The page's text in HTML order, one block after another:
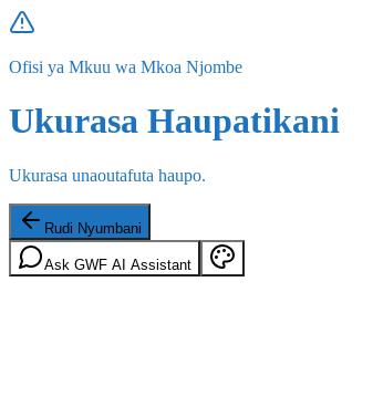
Ofisi ya Mkuu wa Mkoa Njombe
Ukurasa Haupatikani
Ukurasa unaoutafuta haupo.
Rudi Nyumbani
Ask GWF AI Assistant